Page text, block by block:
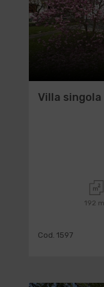
Villa singola
192
Cod. 1597